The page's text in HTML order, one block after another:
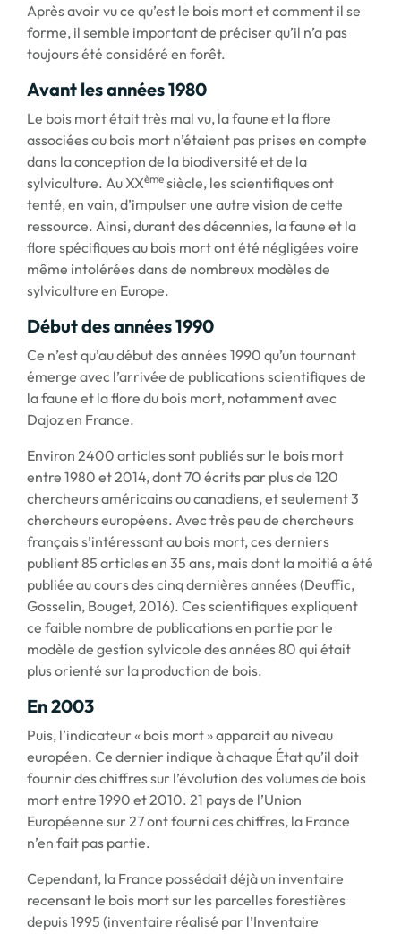
Après avoir vu ce qu’est le bois mort et comment il se
forme, il semble important de préciser qu’il n’a pas
toujours été considéré en forêt.
Avant les années 1980
Le bois mort était très mal vu, la faune et la flore
associées au bois mort n’étaient pas prises en compte
dans la conception de la biodiversité et de la
sylviculture. Au XXème siècle, les scientifiques ont
tenté, en vain, d’impulser une autre vision de cette
ressource. Ainsi, durant des décennies, la faune et la
flore spécifiques au bois mort ont été négligées voire
même intolérées dans de nombreux modèles de
sylviculture en Europe.
Début des années 1990
Ce n’est qu’au début des années 1990 qu’un tournant
émerge avec l’arrivée de publications scientifiques de
la faune et la flore du bois mort, notamment avec
Dajoz en France.
Environ 2400 articles sont publiés sur le bois mort
entre 1980 et 2014, dont 70 écrits par plus de 120
chercheurs américains ou canadiens, et seulement 3
chercheurs européens. Avec très peu de chercheurs
français s’intéressant au bois mort, ces derniers
publient 85 articles en 35 ans, mais dont la moitié a été
publiée au cours des cinq dernières années (Deuffic,
Gosselin, Bouget, 2016). Ces scientifiques expliquent
ce faible nombre de publications en partie par le
modèle de gestion sylvicole des années 80 qui était
plus orienté sur la production de bois.
En 2003
Puis, l’indicateur « bois mort » apparait au niveau
européen. Ce dernier indique à chaque État qu’il doit
fournir des chiffres sur l’évolution des volumes de bois
mort entre 1990 et 2010. 21 pays de l’Union
Européenne sur 27 ont fourni ces chiffres, la France
n’en fait pas partie.
Cependant, la France possédait déjà un inventaire
recensant le bois mort sur les parcelles forestières
depuis 1995 (inventaire réalisé par l’Inventaire